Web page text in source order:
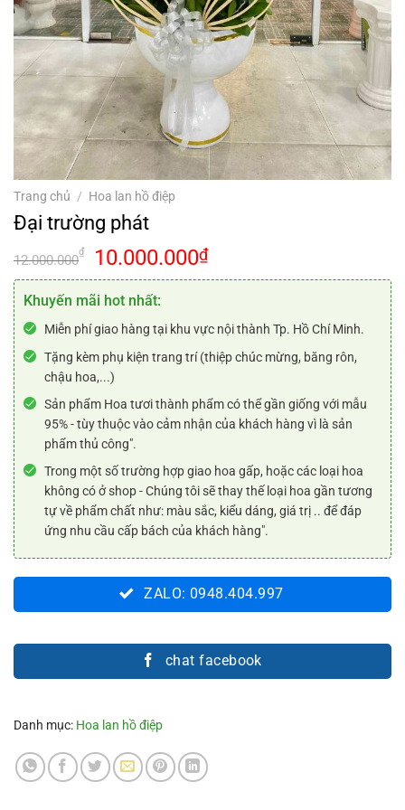
Trang chủ / Hoa lan hồ điệp
Đại trường phát
12.000.000
₫
Giá
gốc
là:
12.000.000₫.
10.000.000₫Giá
hiện
là:
10.000.000₫.
Khuyến mãi hot nhất:
Miễn phí giao hàng tại khu vực nội thành Tp. Hồ Chí Minh.
Tặng kèm phụ kiện trang trí (thiệp chúc mừng, băng rôn,
chậu hoa,...)
Sản phẩm Hoa tươi thành phẩm có thể gần giống với mẫu
95% - tùy thuộc vào cảm nhận của khách hàng vì là sản
phẩm thủ công".
Trong một số trường hợp giao hoa gấp, hoặc các loại hoa
không có ở shop - Chúng tôi sẽ thay thế loại hoa gần tương
tự về phẩm chất như: màu sắc, kiểu dáng, giá trị .. để đáp
ứng nhu cầu cấp bách của khách hàng".
ZALO: 0948.404.997
chat facebook
Danh mục: Hoa lan hồ điệp